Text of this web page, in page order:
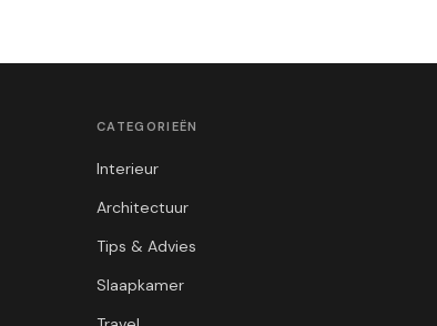
CATEGORIEËN
Interieur
Architectuur
Tips & Advies
Slaapkamer